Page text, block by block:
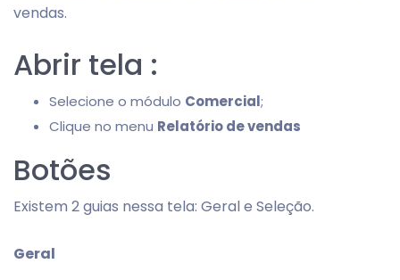
vendas.
Abrir tela :
Selecione o módulo Comercial;
Clique no menu Relatório de vendas
Botões
Existem 2 guias nessa tela: Geral e Seleção.
Geral